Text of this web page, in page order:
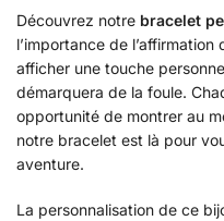
Découvrez notre bracelet
l’importance de
afficher une touche
démarquera de la foule.
opportunité de montrer au
notre bracelet est là pour
aventure.
La personnalisation de ce